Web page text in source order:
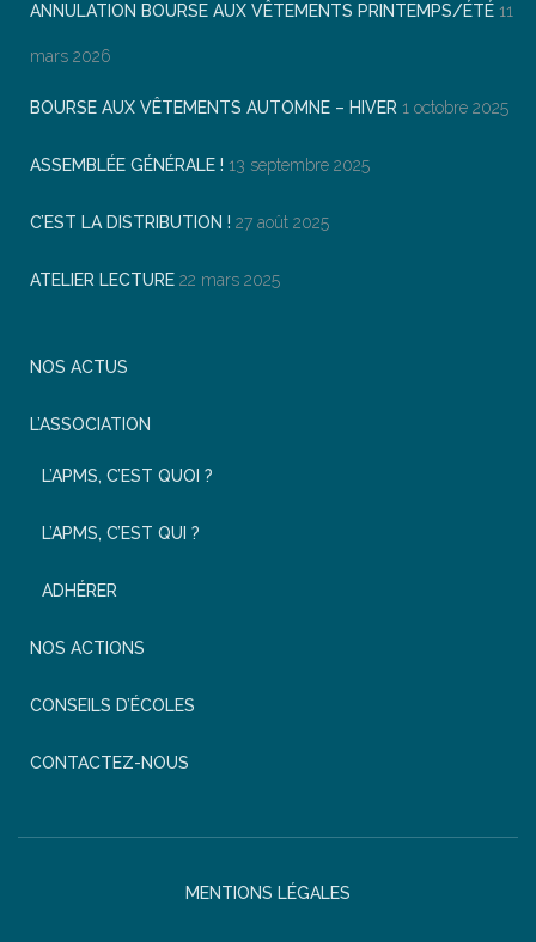
ANNULATION BOURSE AUX VÊTEMENTS PRINTEMPS/ÉTÉ 11
mars 2026
BOURSE AUX VÊTEMENTS AUTOMNE – HIVER 1 octobre 2025
ASSEMBLÉE GÉNÉRALE ! 13 septembre 2025
C’EST LA DISTRIBUTION ! 27 août 2025
ATELIER LECTURE 22 mars 2025
NOS ACTUS
L’ASSOCIATION
L’APMS, C’EST QUOI ?
L’APMS, C’EST QUI ?
ADHÉRER
NOS ACTIONS
CONSEILS D’ÉCOLES
CONTACTEZ-NOUS
MENTIONS LÉGALES